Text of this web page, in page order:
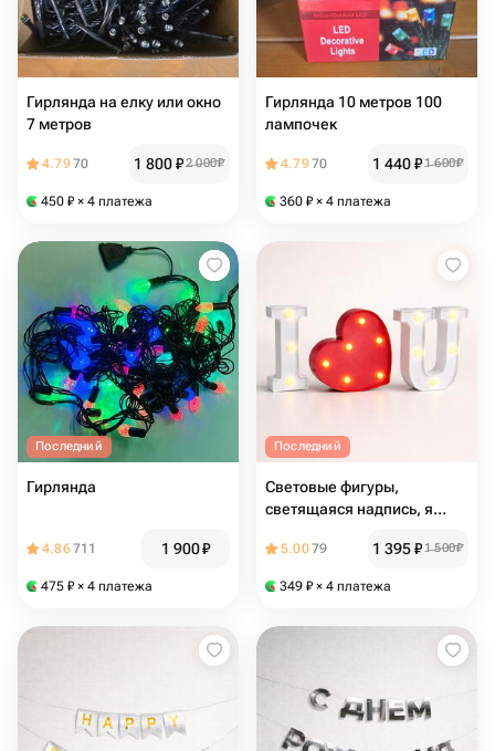
Гирлянда на елку или окно
7 метров
4.7970 1 800₽2 000₽
450 ₽ × 4 платежа
Гирлянда 10 метров 100
лампочек
4.7970 1 440₽1 600₽
360 ₽ × 4 платежа
Последний
Гирлянда
4.86711 1 900₽
475 ₽ × 4 платежа
Последний
Световые фигуры,
светящаяся надпись, я
неоновая вывеска
5.0079 1 395₽1 500₽
349 ₽ × 4 платежа